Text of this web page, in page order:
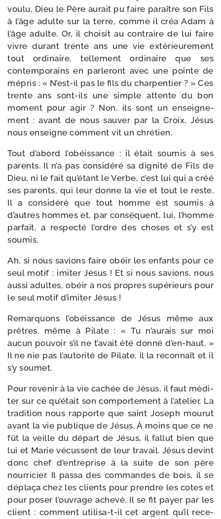
vou­lu, Dieu le Père aurait pu faire paraître son Fils
à l’âge adulte sur la terre, comme il créa Adam à
l’âge adulte. Or, il choi­sit au contraire de lui faire
vivre durant trente ans une vie exté­rieu­re­ment
tout ordi­naire, tel­le­ment ordi­naire que ses
contem­po­rains en par­le­ront avec une pointe de
mépris : « N’est-il pas le fils du char­pen­tier ? » Ces
trente ans sont-​ils une simple attente du bon
moment pour agir ? Non, ils sont un ensei­gne­
ment : avant de nous sau­ver par la Croix, Jésus
nous enseigne com­ment vit un chrétien.
Tout d’abord l’obéissance : il était sou­mis à ses
parents. Il n’a pas consi­dé­ré sa digni­té de Fils de
Dieu, ni le fait qu’étant le Verbe, c’est lui qui a créé
ses parents, qui leur donne la vie et tout le reste.
Il a consi­dé­ré que tout homme est sou­mis à
d’autres hommes et, par consé­quent, lui, l’homme
par­fait, a res­pec­té l’ordre des choses et s’y est
soumis.
Ah, si nous savions faire obéir les enfants pour ce
seul motif : imi­ter Jésus ! Et si nous savions, nous
aus­si adultes, obéir à nos propres supé­rieurs pour
le seul motif d’imiter Jésus !
Remarquons l’obéissance de Jésus même aux
prêtres, même à Pilate : « Tu n’aurais sur moi
aucun pou­voir s’il ne t’avait été don­né d’en-haut. »
Il ne nie pas l’autorité de Pilate, il la recon­naît et il
s’y soumet.
Pour reve­nir à la vie cachée de Jésus, il faut médi­
ter sur ce qu’était son com­por­te­ment à l’atelier. La
tra­di­tion nous rap­porte que saint Joseph mou­rut
avant la vie publique de Jésus. À moins que ce ne
fût la veille du départ de Jésus, il fal­lut bien que
lui et Marie vécussent de leur tra­vail. Jésus devint
donc chef d’entreprise à la suite de son père
nour­ri­cier. Il pas­sa des com­mandes de bois, il se
dépla­ça chez les clients pour prendre les cotes et
pour poser l’ouvrage ache­vé. Il se fit payer par les
client : com­ment utilisa-​t-​il cet argent qu’il rece­